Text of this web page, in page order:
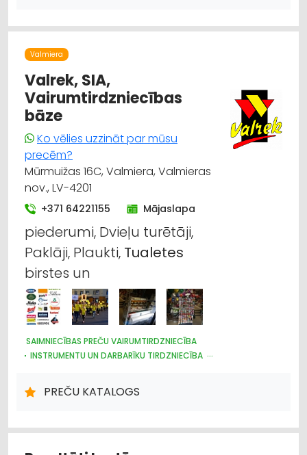
Valmiera
Valrek, SIA,
Vairumtirdzniecības
bāze
Ko vēlies uzzināt par mūsu
precēm?
Mūrmuižas 16C, Valmiera, Valmieras
nov., LV-4201
+371 64221155 Mājaslapa
piederumi, Dvieļu turētāji,
Paklāji, Plaukti, Tualetes
birstes un
SAIMNIECĪBAS PREČU VAIRUMTIRDZNIECĪBA
INSTRUMENTU UN DARBARĪKU TIRDZNIECĪBA
UN APAVI; TIRDZNIECĪBA
PREČU KATALOGS